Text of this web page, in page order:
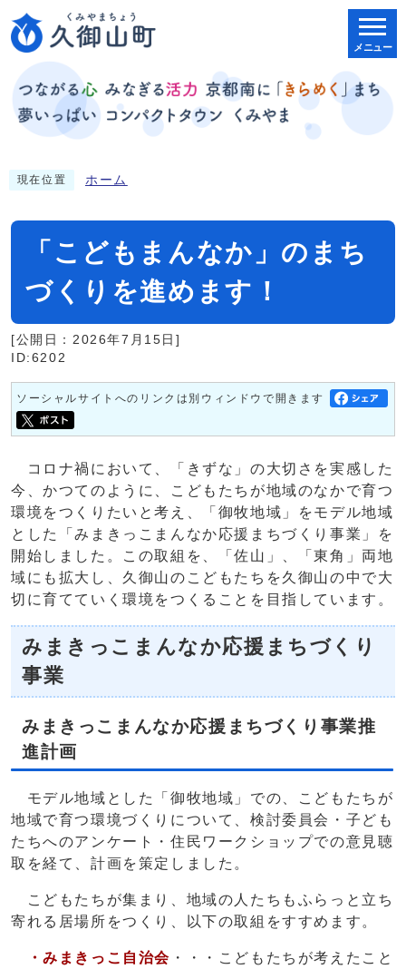
メニュー
現在位置 ホーム
「こどもまんなか」のまち
づくりを進めます！
[公開日：2026年7月15日]
ID:6202
ソーシャルサイトへのリンクは別ウィンドウで開きます
コロナ禍において、「きずな」の大切さを実感した
今、かつてのように、こどもたちが地域のなかで育つ
環境をつくりたいと考え、「御牧地域」をモデル地域
とした「みまきっこまんなか応援まちづくり事業」を
開始しました。この取組を、「佐山」、「東角」両地
域にも拡大し、久御山のこどもたちを久御山の中で大
切に育てていく環境をつくることを目指しています。
みまきっこまんなか応援まちづくり
事業
みまきっこまんなか応援まちづくり事業推
進計画
モデル地域とした「御牧地域」での、こどもたちが
地域で育つ環境づくりについて、検討委員会・子ども
たちへのアンケート・住民ワークショップでの意見聴
取を経て、計画を策定しました。
こどもたちが集まり、地域の人たちもふらっと立ち
寄れる居場所をつくり、以下の取組をすすめます。
・みまきっこ自治会 ・・・こどもたちが考えたこと